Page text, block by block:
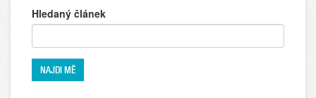
Hledaný článek